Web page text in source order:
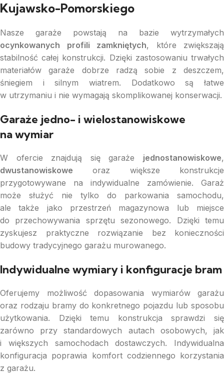
Kujawsko-Pomorskiego
Nasze garaże powstają na bazie wytrzymałych
ocynkowanych profili zamkniętych, które zwiększają
stabilność całej konstrukcji. Dzięki zastosowaniu trwałych
materiałów garaże dobrze radzą sobie z deszczem,
śniegiem i silnym wiatrem. Dodatkowo są łatwe
w utrzymaniu i nie wymagają skomplikowanej konserwacji.
Garaże jedno- i wielostanowiskowe
na wymiar
W ofercie znajdują się garaże jednostanowiskowe,
dwustanowiskowe oraz większe konstrukcje
przygotowywane na indywidualne zamówienie. Garaż
może służyć nie tylko do parkowania samochodu,
ale także jako przestrzeń magazynowa lub miejsce
do przechowywania sprzętu sezonowego. Dzięki temu
zyskujesz praktyczne rozwiązanie bez konieczności
budowy tradycyjnego garażu murowanego.
Indywidualne wymiary i konfiguracje bram
Oferujemy możliwość dopasowania wymiarów garażu
oraz rodzaju bramy do konkretnego pojazdu lub sposobu
użytkowania. Dzięki temu konstrukcja sprawdzi się
zarówno przy standardowych autach osobowych, jak
i większych samochodach dostawczych. Indywidualna
konfiguracja poprawia komfort codziennego korzystania
z garażu.